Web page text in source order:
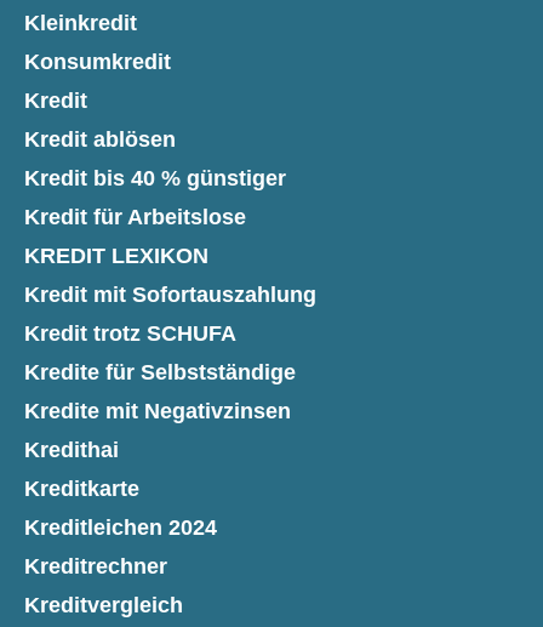
Kleinkredit
Konsumkredit
Kredit
Kredit ablösen
Kredit bis 40 % günstiger
Kredit für Arbeitslose
KREDIT LEXIKON
Kredit mit Sofortauszahlung
Kredit trotz SCHUFA
Kredite für Selbstständige
Kredite mit Negativzinsen
Kredithai
Kreditkarte
Kreditleichen 2024
Kreditrechner
Kreditvergleich